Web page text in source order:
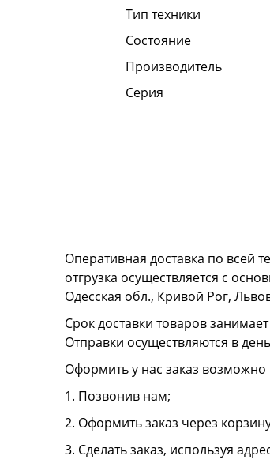
Тип техники
Состояние
Производитель
Серия
Оперативная доставка по всей
отгрузка осуществляется с
Одесская обл., Кривой Рог,
Срок доставки товаров
Отправки осуществляются в
Оформить у нас заказ
1. Позвонив нам;
2. Оформить заказ через
3. Сделать заказ, используя